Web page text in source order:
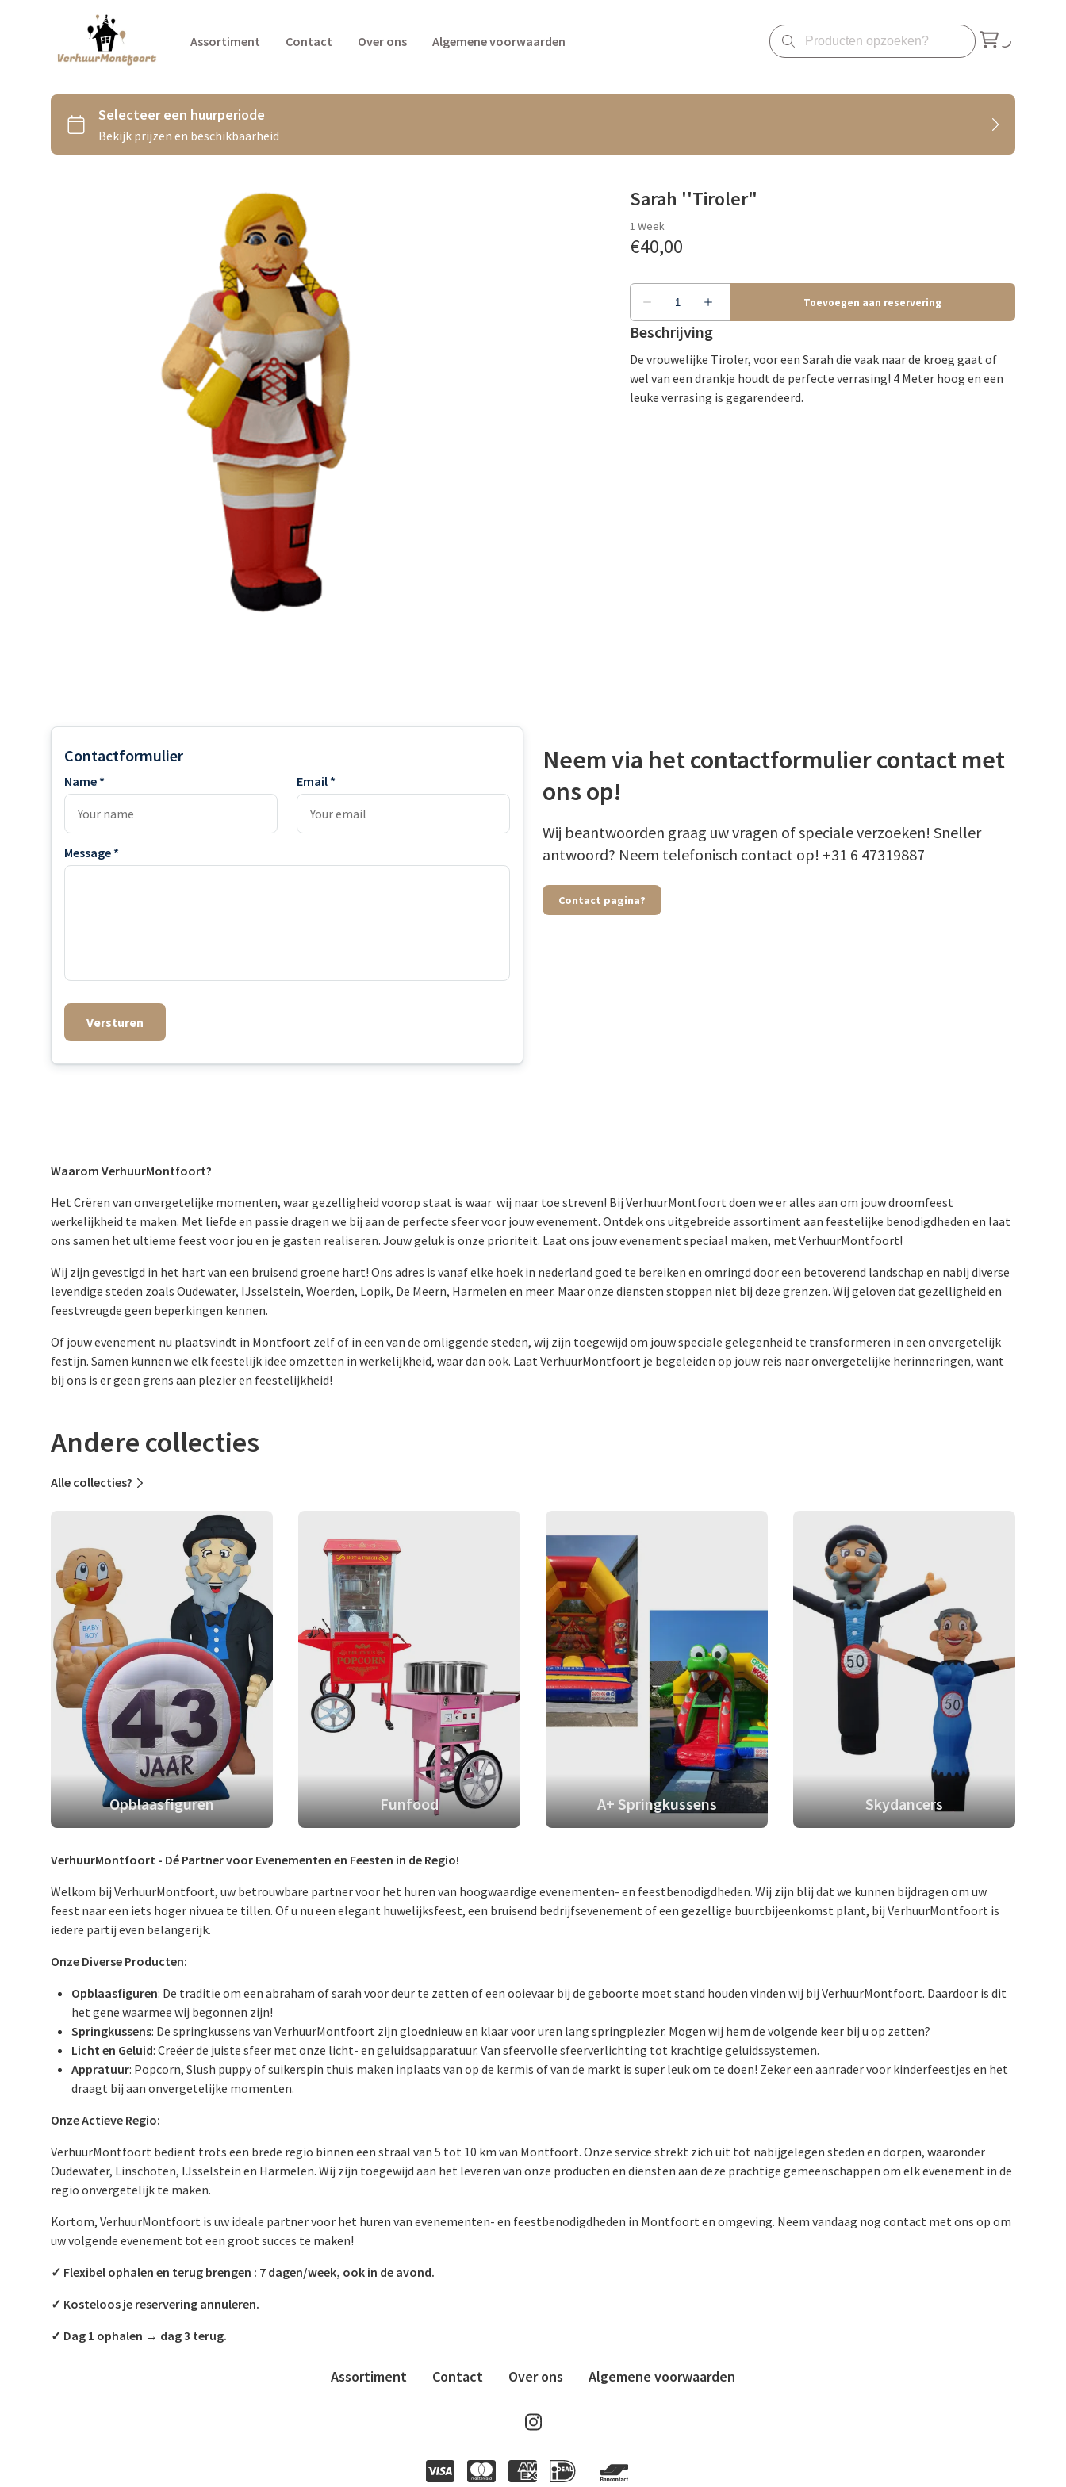
Assortiment Contact Over ons Algemene voorwaarden
Sarah ''Tiroler"
Beschrijving
De vrouwelijke Tiroler, voor een Sarah die vaak naar de kroeg gaat of
wel van een drankje houdt de perfecte verrasing! 4 Meter hoog en een
leuke verrasing is gegarendeerd.
Contactformulier
Name * Email *
Message *
Versturen
Neem via het contactformulier contact met
ons op!
Wij beantwoorden graag uw vragen of speciale verzoeken! Sneller
antwoord? Neem telefonisch contact op! +31 6 47319887
Contact pagina?
Waarom VerhuurMontfoort?
Het Crëren van onvergetelijke momenten, waar gezelligheid voorop staat is waar wij naar toe streven! Bij VerhuurMontfoort doen we er alles aan om jouw droomfeest
werkelijkheid te maken. Met liefde en passie dragen we bij aan de perfecte sfeer voor jouw evenement. Ontdek ons uitgebreide assortiment aan feestelijke benodigdheden en laat
ons samen het ultieme feest voor jou en je gasten realiseren. Jouw geluk is onze prioriteit. Laat ons jouw evenement speciaal maken, met VerhuurMontfoort!
Wij zijn gevestigd in het hart van een bruisend groene hart! Ons adres is vanaf elke hoek in nederland goed te bereiken en omringd door een betoverend landschap en nabij diverse
levendige steden zoals Oudewater, IJsselstein, Woerden, Lopik, De Meern, Harmelen en meer. Maar onze diensten stoppen niet bij deze grenzen. Wij geloven dat gezelligheid en
feestvreugde geen beperkingen kennen.
Of jouw evenement nu plaatsvindt in Montfoort zelf of in een van de omliggende steden, wij zijn toegewijd om jouw speciale gelegenheid te transformeren in een onvergetelijk
festijn. Samen kunnen we elk feestelijk idee omzetten in werkelijkheid, waar dan ook. Laat VerhuurMontfoort je begeleiden op jouw reis naar onvergetelijke herinneringen, want
bij ons is er geen grens aan plezier en feestelijkheid!
Andere collecties
Alle collecties?
Opblaasfiguren Funfood A+ Springkussens Skydancers
VerhuurMontfoort - Dé Partner voor Evenementen en Feesten in de Regio!
Welkom bij VerhuurMontfoort, uw betrouwbare partner voor het huren van hoogwaardige evenementen- en feestbenodigdheden. Wij zijn blij dat we kunnen bijdragen om uw
feest naar een iets hoger nivuea te tillen. Of u nu een elegant huwelijksfeest, een bruisend bedrijfsevenement of een gezellige buurtbijeenkomst plant, bij VerhuurMontfoort is
iedere partij even belangerijk.
Onze Diverse Producten:
Opblaasfiguren: De traditie om een abraham of sarah voor deur te zetten of een ooievaar bij de geboorte moet stand houden vinden wij bij VerhuurMontfoort. Daardoor is dit
het gene waarmee wij begonnen zijn!
Springkussens: De springkussens van VerhuurMontfoort zijn gloednieuw en klaar voor uren lang springplezier. Mogen wij hem de volgende keer bij u op zetten?
Licht en Geluid: Creëer de juiste sfeer met onze licht- en geluidsapparatuur. Van sfeervolle sfeerverlichting tot krachtige geluidssystemen.
Appratuur: Popcorn, Slush puppy of suikerspin thuis maken inplaats van op de kermis of van de markt is super leuk om te doen! Zeker een aanrader voor kinderfeestjes en het
draagt bij aan onvergetelijke momenten.
Onze Actieve Regio:
VerhuurMontfoort bedient trots een brede regio binnen een straal van 5 tot 10 km van Montfoort. Onze service strekt zich uit tot nabijgelegen steden en dorpen, waaronder
Oudewater, Linschoten, IJsselstein en Harmelen. Wij zijn toegewijd aan het leveren van onze producten en diensten aan deze prachtige gemeenschappen om elk evenement in de
regio onvergetelijk te maken.
Kortom, VerhuurMontfoort is uw ideale partner voor het huren van evenementen- en feestbenodigdheden in Montfoort en omgeving. Neem vandaag nog contact met ons op om
uw volgende evenement tot een groot succes te maken!
✓ Flexibel ophalen en terug brengen : 7 dagen/week, ook in de avond.
✓ Kosteloos je reservering annuleren.
✓ Dag 1 ophalen → dag 3 terug.
Assortiment Contact Over ons Algemene voorwaarden